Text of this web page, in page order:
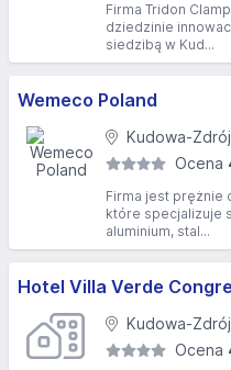
Firma Tridon
dziedzinie
siedzibą w Kud...
Wemeco Poland
Kudowa-Zdrój
Ocena
Firma jest prężnie
które specjalizuje
aluminium, stal...
Hotel Villa Verde
Kudowa-Zdrój
Ocena